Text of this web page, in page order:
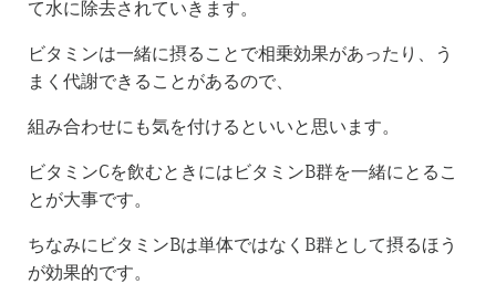
て水に除去されていきます。
ビタミンは一緒に摂ることで相乗効果があったり、う
まく代謝できることがあるので、
組み合わせにも気を付けるといいと思います。
ビタミンCを飲むときにはビタミンB群を一緒にとるこ
とが大事です。
ちなみにビタミンBは単体ではなくB群として摂るほう
が効果的です。